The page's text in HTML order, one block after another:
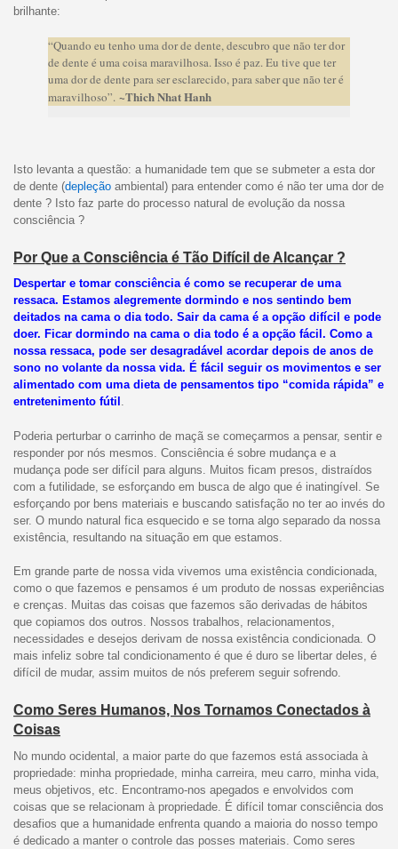
brilhante:
“Quando eu tenho uma dor de dente, descubro que não ter dor
de dente é uma coisa maravilhosa. Isso é paz. Eu tive que ter
uma dor de dente para ser esclarecido, para saber que não ter é
maravilhoso”. ~Thich Nhat Hanh
Isto levanta a questão: a humanidade tem que se submeter a esta dor
de dente (depleçãoambiental) para entender como é não ter uma dor de
dente ? Isto faz parte do processo natural de evolução da nossa
consciência ?
Por Que a Consciência é Tão Difícil de Alcançar ?
Despertar e tomar consciência é como se recuperar de uma
ressaca. Estamos alegremente dormindo e nos sentindo bem
deitados na cama o dia todo. Sair da cama é a opção difícil e pode
doer. Ficar dormindo na cama o dia todo é a opção fácil. Como a
nossa ressaca, pode ser desagradável acordar depois de anos de
sono no volante da nossa vida. É fácil seguir os movimentos e ser
alimentado com uma dieta de pensamentos tipo “comida rápida” e
entretenimento fútil .
Poderia perturbar o carrinho de maçã se começarmos a pensar, sentir e
responder por nós mesmos. Consciência é sobre mudança e a
mudança pode ser difícil para alguns. Muitos ficam presos, distraídos
com a futilidade, se esforçando em busca de algo que é inatingível. Se
esforçando por bens materiais e buscando satisfação no ter ao invés do
ser. O mundo natural fica esquecido e se torna algo separado da nossa
existência, resultando na situação em que estamos.
Em grande parte de nossa vida vivemos uma existência condicionada,
como o que fazemos e pensamos é um produto de nossas experiências
e crenças. Muitas das coisas que fazemos são derivadas de hábitos
que copiamos dos outros. Nossos trabalhos, relacionamentos,
necessidades e desejos derivam de nossa existência condicionada. O
mais infeliz sobre tal condicionamento é que é duro se libertar deles, é
difícil de mudar, assim muitos de nós preferem seguir sofrendo.
Como Seres Humanos, Nos Tornamos Conectados à
Coisas
No mundo ocidental, a maior parte do que fazemos está associada à
propriedade: minha propriedade, minha carreira, meu carro, minha vida,
meus objetivos, etc. Encontramo-nos apegados e envolvidos com
coisas que se relacionam à propriedade. É difícil tomar consciência dos
desafios que a humanidade enfrenta quando a maioria do nosso tempo
é dedicado a manter o controle das posses materiais. Como seres